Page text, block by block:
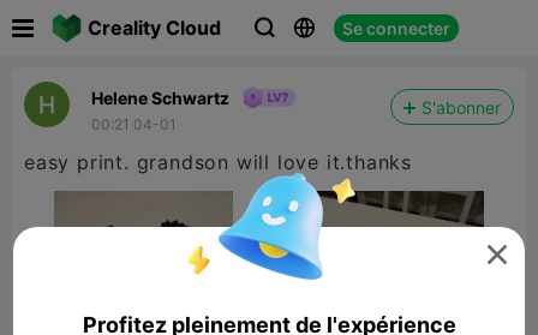
Creality Cloud   Se connecter
Helene Schwartz
00:21 04-01
S'abonner
easy print. grandson will love it.thanks

Profitez pleinement de l'expérience